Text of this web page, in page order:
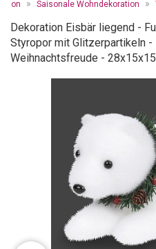
» Saisonale Wohndekoration »
Dekoration Eisbär liegend -
Styropor mit Glitzerpartikeln
Weihnachtsfreude -